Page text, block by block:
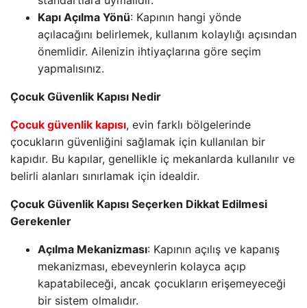
Kapı Açılma Yönü: Kapının hangi yönde
açılacağını belirlemek, kullanım kolaylığı açısından
önemlidir. Ailenizin ihtiyaçlarına göre seçim
yapmalısınız.
Çocuk Güvenlik Kapısı Nedir
Çocuk güvenlik kapısı, evin farklı bölgelerinde
çocukların güvenliğini sağlamak için kullanılan bir
kapıdır. Bu kapılar, genellikle iç mekanlarda kullanılır ve
belirli alanları sınırlamak için idealdir.
Çocuk Güvenlik Kapısı Seçerken Dikkat Edilmesi
Gerekenler
Açılma Mekanizması: Kapının açılış ve kapanış
mekanizması, ebeveynlerin kolayca açıp
kapatabileceği, ancak çocukların erişemeyeceği
bir sistem olmalıdır.